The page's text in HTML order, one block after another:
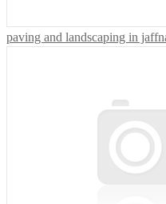
paving and landscaping in